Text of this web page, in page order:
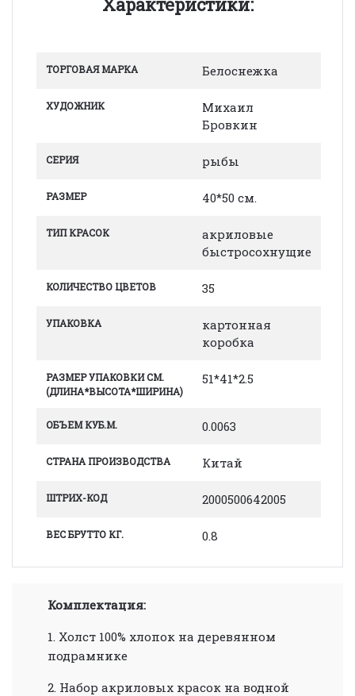
ТОРГОВАЯ МАРКА Белоснежка
ХУДОЖНИК
Михаил
Бровкин
СЕРИЯ рыбы
РАЗМЕР 40*50 см.
ТИП КРАСОК
акриловые
быстросохнущие
КОЛИЧЕСТВО ЦВЕТОВ 35
УПАКОВКА
картонная
коробка
РАЗМЕР УПАКОВКИ СМ.
(ДЛИНА*ВЫСОТА*ШИРИНА)
51*41*2.5
ОБЪЕМ КУБ.М. 0.0063
СТРАНА ПРОИЗВОДСТВА Китай
ШТРИХ-КОД 2000500642005
ВЕС БРУТТО КГ. 0.8
Комплектация:
1. Холст 100% хлопок на деревянном
подрамнике
2. Набор акриловых красок на водной